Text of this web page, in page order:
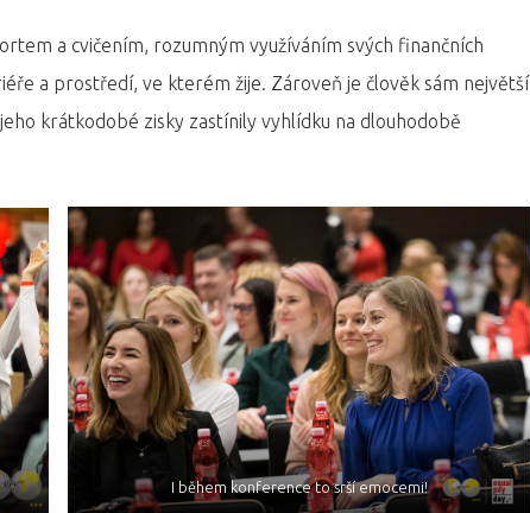
a cvičením, rozumným využíváním svých finančních
a prostředí, ve kterém žije. Zároveň je člověk sám největší
krátkodobé zisky zastínily vyhlídku na dlouhodobě
I během konference to srší emocemi!